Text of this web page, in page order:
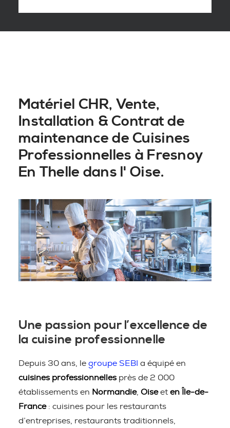
Matériel CHR, Vente,
Installation & Contrat de
maintenance de Cuisines
Professionnelles à Fresnoy
En Thelle dans l' Oise.
Une passion pour l’excellence de
la cuisine professionnelle
Depuis 30 ans, le groupe SEBI a équipé en
cuisines professionnelles près de 2 000
établissements en Normandie, Oiseet en Île-de-
France: cuisines pour les restaurants
d’entreprises, restaurants traditionnels,